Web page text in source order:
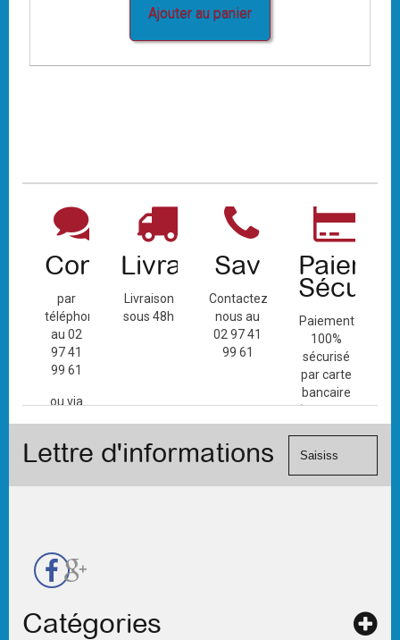
Ajouter au panier
Contact
par
téléphone
au 02
97 41
99 61
ou via
de
Livraison
Livraison
sous 48h
Sav
Contactez-
nous au
02 97 41
99 61
Paiement
100%
sécurisé
par carte
bancaire
(Mastercard,
Visa, ...) et
Lettre d'informations
Catégories